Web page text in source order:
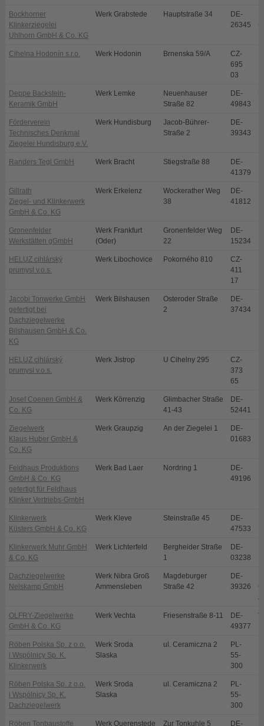
Bockhorner
Klinkerziegelei
Uhlhorn GmbH & Co. KG
Werk Grabstede Hauptstraße 34
DE-
26345
Cihelna Hodonín s.r.o. Werk Hodonin Brnenska 59/A
CZ-
695
03
Deppe Backstein-
Keramik GmbH
Werk Lemke
Neuenhauser
Straße 82
DE-
49843
Förderverein
Technisches Denkmal
Ziegelei Hundisburg e.V.
Werk Hundisburg
Jacob-Bührer-
Straße 2
DE-
39343
Randers Tegl GmbH Werk Bracht Stiegstraße 88
DE-
41379
Gillrath
Ziegel- und Klinkerwerk
GmbH & Co. KG
Werk Erkelenz
Wockerather Weg
38
DE-
41812
Gronenfelder
Werkstätten gGmbH
Werk Frankfurt
(Oder)
Gronenfelder Weg
22
DE-
15234
HELUZ cihlárský
prumysl v.o.s.
Werk Libochovice Pokorného 810
CZ-
411
17
Jacobi Tonwerke GmbH
gefertigt bei
Dachziegelwerke
Bilshausen GmbH & Co.
KG
Werk Bilshausen
Osteroder Straße
2
DE-
37434
HELUZ cihlárský
prumysl v.o.s.
Werk Jistrop U Cihelny 295
CZ-
373
65
Josef Coenen GmbH &
Co. KG
Werk Körrenzig
Glimbacher Straße
41-43
DE-
52441
Ziegelwerk
Klaus Huber GmbH &
Co. KG
Werk Graupzig An der Ziegelei 1
DE-
01683
Feldhaus Produktions
GmbH & Co. KG
gefertigt für Feldhaus
Klinker Vertriebs-GmbH
Werk Bad Laer Nordring 1
DE-
49196
Klinkerwerk
Küsters GmbH & Co. KG
Werk Kleve Steinstraße 45
DE-
47533
Klinkerwerk Muhr GmbH
& Co. KG
Werk Lichterfeld
Bergheider Straße
1
DE-
03238
Dachziegelwerke
Nelskamp GmbH
Werk Nibra Groß
Ammensleben
Magdeburger
Straße 42
DE-
39326
OLFRY-Ziegelwerke
GmbH & Co. KG
Werk Vechta Friesenstraße 8-11
DE-
49377
Röben Polska Sp. z o.o.
i Wspólnicy Sp. K.
Klinkerwerk
Werk Sroda
Slaska
ul. Ceramiczna 2
PL-
55-
300
Röben Polska Sp. z o.o.
i Wspólnicy Sp. K.
Dachziegelwerk
Werk Sroda
Slaska
ul. Ceramiczna 2
PL-
55-
300
Röben Tonbaustoffe
Werk Querenstede Zur Tonkuhle 5
DE-